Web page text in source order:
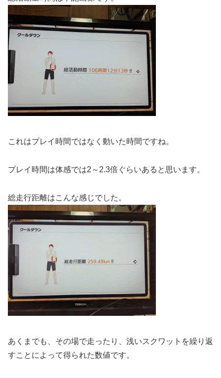
これはプレイ時間ではなく動いた時間ですね。
プレイ時間は体感では2～2.3倍ぐらいあると思います。
総走行距離はこんな感じでした。
あくまでも、その場で走ったり、浅いスクワットを繰り返
すことによって得られた数値です。